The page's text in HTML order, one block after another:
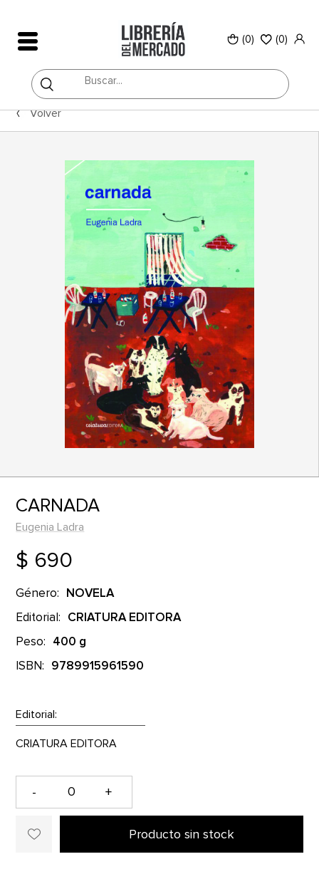
(0) (0)
Volver
CARNADA
Eugenia Ladra
$ 690
Género: NOVELA
Editorial: CRIATURA EDITORA
Peso: 400 g
ISBN: 9789915961590
Editorial:
- +
Producto sin stock